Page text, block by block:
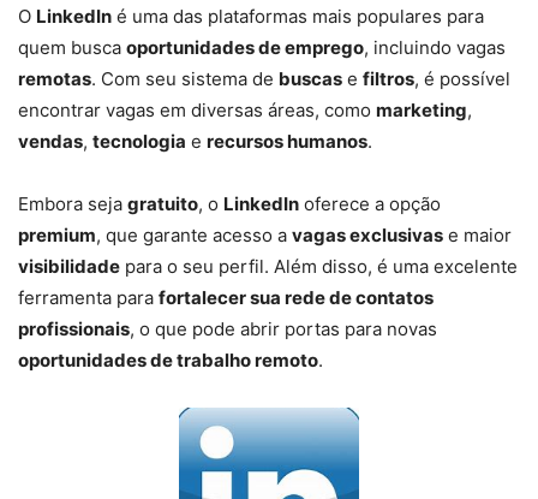
O LinkedIn é uma das plataformas mais populares para
quem busca oportunidades de emprego, incluindo vagas
remotas. Com seu sistema de buscas e filtros, é possível
encontrar vagas em diversas áreas, como marketing,
vendas, tecnologia e recursos humanos.
Embora seja gratuito, o LinkedIn oferece a opção
premium, que garante acesso a vagas exclusivas e maior
visibilidade para o seu perfil. Além disso, é uma excelente
ferramenta para fortalecer sua rede de contatos
profissionais, o que pode abrir portas para novas
oportunidades de trabalho remoto.